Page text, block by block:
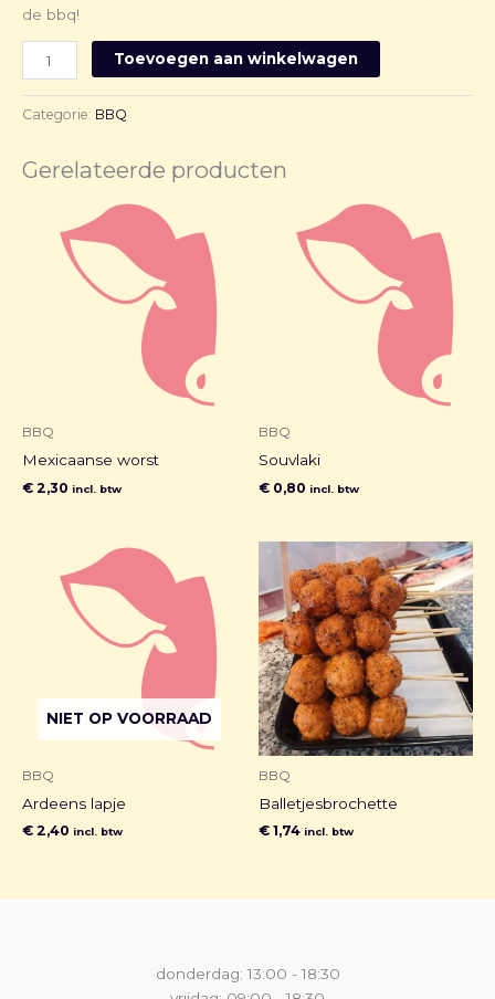
de bbq!
Toevoegen aan winkelwagen
Categorie: BBQ
Gerelateerde producten
BBQ
Mexicaanse worst
€ 2,30 incl. btw
BBQ
Souvlaki
€ 0,80 incl. btw
NIET OP VOORRAAD
BBQ
Ardeens lapje
€ 2,40 incl. btw
BBQ
Balletjesbrochette
€ 1,74 incl. btw
donderdag: 13:00 - 18:30